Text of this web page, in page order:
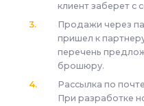
клиент заберет с
Продажи через
пришел к
перечень
брошюру.
Рассылка по
При разработке